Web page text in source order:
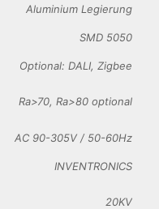
Aluminium Legierung
SMD 5050
Optional: DALI, Zigbee
Ra>70, Ra>80 optional
AC 90-305V / 50-60Hz
INVENTRONICS
20KV